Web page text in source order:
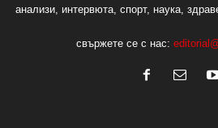
анализи, интервюта, спорт, наука,
свържете се с нас: